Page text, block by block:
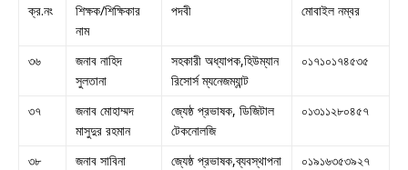
ক্র.নং
শিক্ষক/শিক্ষিকার
নাম
পদবী মোবাইল নম্বর
৩৬
জনাব নাহিদ
সুলতানা
সহকারী অধ্যাপক,হিউম্যান
রিসোর্স ম্যনেজম্যান্ট
০১৭১০১৭৪৫৩৫
৩৭
জনাব মোহাম্মদ
মাসুদুর রহমান
জ্যেষ্ঠ প্রভাষক, ডিজিটাল
টেকনোলজি
০১৩১১২৮০৪৫৭
৩৮
জনাব সাবিনা
জ্যেষ্ঠ প্রভাষক,ব্যবস্থাপনা ০১৯১৬৩৫৩৯২৭